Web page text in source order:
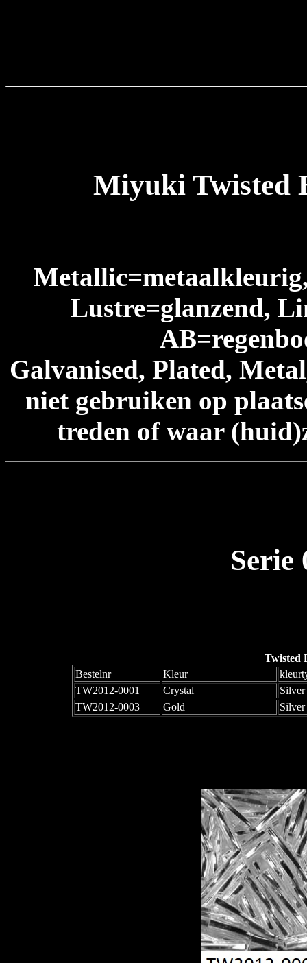
Miyuki Twisted
Lustre=glanzend,
Galvanised, Plated,
niet gebruiken op
treden of waar
Serie
Twisted
Bestelnr
Kleur
TW2012-0001
Crystal
TW2012-0003
Gold